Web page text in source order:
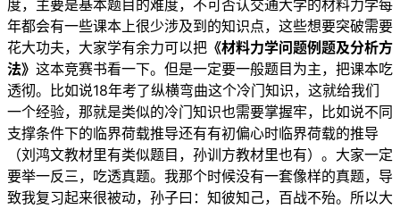
度，主要是基本题目的难度，不可否认交通大学的材料力学每
年都会有一些课本上很少涉及到的知识点，这些想要突破需要
花大功夫，大家学有余力可以把 《材料力学问题例题及分析方
法》 这本竞赛书看一下。但是一定要一般题目为主，把课本吃
透彻。比如说18年考了纵横弯曲这个冷门知识，这就给我们
一个经验，那就是类似的冷门知识也需要掌握牢，比如说不同
支撑条件下的临界荷载推导还有有初偏心时临界荷载的推导
（刘鸿文教材里有类似题目，孙训方教材里也有）。大家一定
要举一反三，吃透真题。我那个时候没有一套像样的真题，导
致我复习起来很被动，孙子曰：知彼知己，百战不殆。所以大